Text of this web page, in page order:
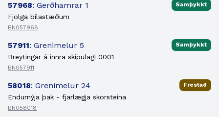
57968: Gerðhamrar 1
Fjölga bílastæðum
BN057968
Samþykkt
57911: Grenimelur 5
Breytingar á innra skipulagi 0001
BN057911
Samþykkt
58018: Grenimelur 24
Endurnýja þak - fjarlægja skorsteina
BN058018
Frestað